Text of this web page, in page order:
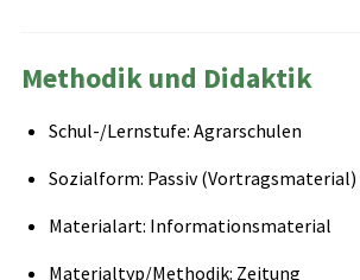
Methodik und Didaktik
Schul-/Lernstufe: Agrarschulen
Sozialform: Passiv (Vortragsmaterial)
Materialart: Informationsmaterial
Materialtyp/Methodik: Zeitung